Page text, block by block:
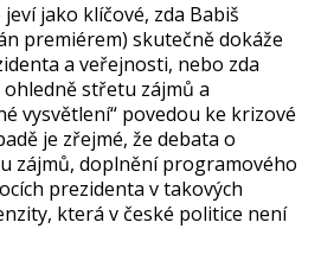
jako klíčové, zda Babiš
premiérem) skutečně dokáže
a veřejnosti, nebo zda
střetu zájmů a
vysvětlení“ povedou ke krizové
je zřejmé, že debata o
zájmů, doplnění programového
prezidenta v takových
která v české politice není